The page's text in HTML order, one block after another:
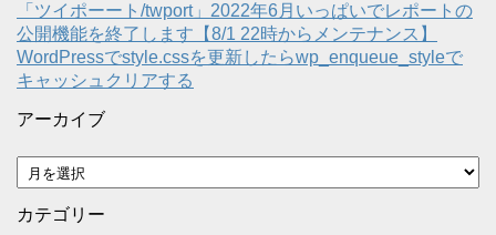
「ツイポーート/twport」2022年6月いっぱいでレポートの
公開機能を終了します【8/1 22時からメンテナンス】
WordPressでstyle.cssを更新したらwp_enqueue_styleで
キャッシュクリアする
アーカイブ
ア
ー
カ
カテゴリー